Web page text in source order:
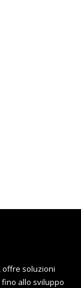
offre soluzioni
allo sviluppo